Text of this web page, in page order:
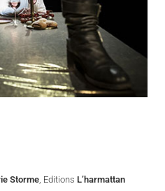
Storme , Editions L’harmattan